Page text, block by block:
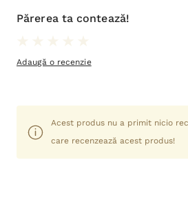
Părerea ta contează!
Adaugă o recenzie
Acest produs nu a primit nicio
care recenzează acest produs!